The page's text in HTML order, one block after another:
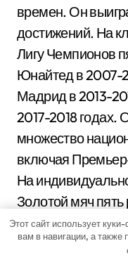
времен. Он
достижений. На
Лигу Чемпионов
Юнайтед в 2007-
Мадрид в 2013-
2017-2018 годах.
множество
включая
На
Золотой мяч
2016 и 2017
других наград и
Этот сайт использует
вам в навигации, а также